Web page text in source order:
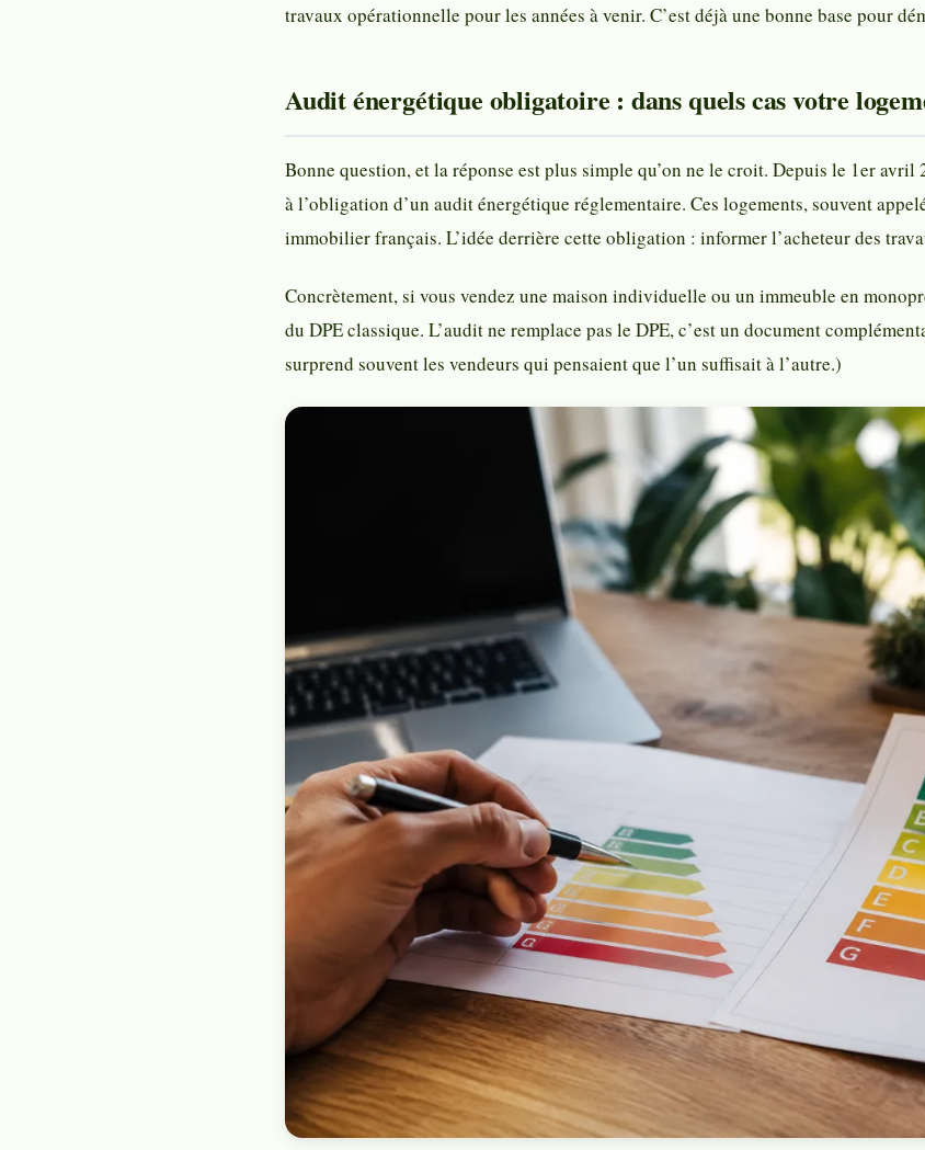
travaux opérationnelle pour les années à venir. C’est déjà une bonne base pour
Audit énergétique obligatoire : dans quels cas votre
Bonne question, et la réponse est plus simple qu’on ne le croit. Depuis le 1er
à l’obligation d’un audit énergétique réglementaire. Ces logements, souvent
immobilier français. L’idée derrière cette obligation : informer l’acheteur des
Concrètement, si vous vendez une maison individuelle ou un immeuble en
du DPE classique. L’audit ne remplace pas le DPE, c’est un document
surprend souvent les vendeurs qui pensaient que l’un suffisait à l’autre.)